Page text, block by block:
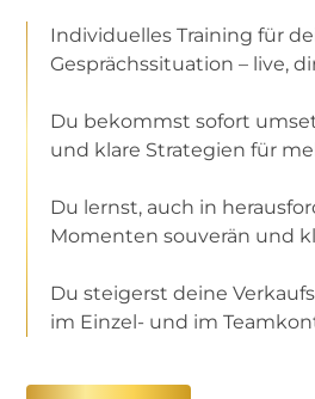
Individuelles Training für
Gesprächssituation – live,
Du bekommst sofort
und klare Strategien für
Du lernst, auch in
Momenten souverän und
Du steigerst deine
im Einzel- und im